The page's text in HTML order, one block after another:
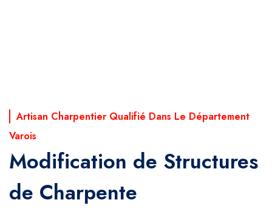
Artisan Charpentier Qualifié Dans Le Département
Varois
Modification de Structures
de Charpente